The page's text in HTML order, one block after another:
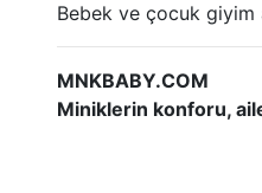
Bebek ve çocuk giyim
MNKBABY.COM
Miniklerin konforu,